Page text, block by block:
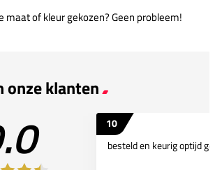
maat of kleur gekozen? Geen probleem!
onze klanten
10
besteld en keurig optijd